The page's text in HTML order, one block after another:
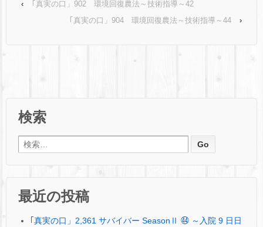
‹
｢真実の口」902 環境回復農法～技術指導～42
｢真実の口」904 環境回復農法～技術指導～44
›
検索
検索:
最近の投稿
｢真実の口」2,361 サバイバー SeasonⅡ ㊹ ～入院 9 日日